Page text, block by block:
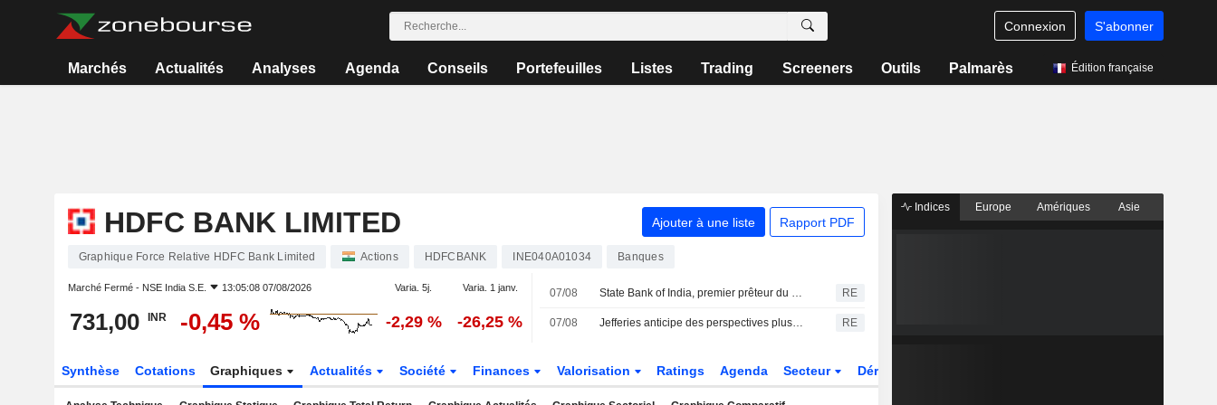
Connexion S'abonner
Marchés Actualités Analyses Agenda Conseils Portefeuilles Listes Trading Screeners Outils Palmarès Édition française
HDFC BANK LIMITED Ajouter à une liste Rapport PDF
Graphique Force Relative HDFC Bank Limited Actions HDFCBANK INE040A01034 Banques
Marché Fermé - NSE India S.E. 13:05:08 07/08/2026 Varia. 5j. Varia. 1 janv.
731,00 INR -0,45 % -2,29 % -26,25 %
07/08 State Bank of India, premier prêteur du pays, dépasse les prévisions de bénéfice trimestriel grâce à la croissance des prêts RE
07/08 Jefferies anticipe des perspectives plus favorables pour l'Inde avec l'accélération du crédit et des flux de capitaux ; HDFC Bank retirée du portefeuille RE
Synthèse Cotations Graphiques Actualités Société Finances Valorisation Ratings Agenda Secteur Dérivés
Indices Europe Amériques Asie